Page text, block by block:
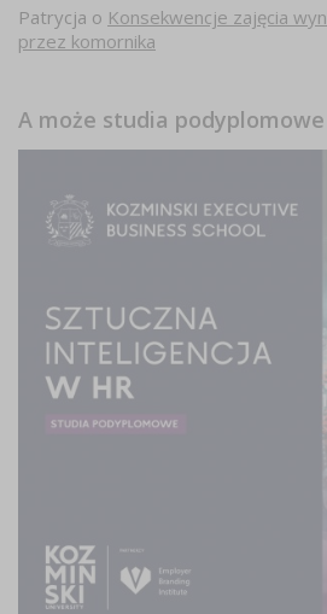
Patrycja o Konsekwencje zajęcia
przez komornika
A może studia podyplomowe